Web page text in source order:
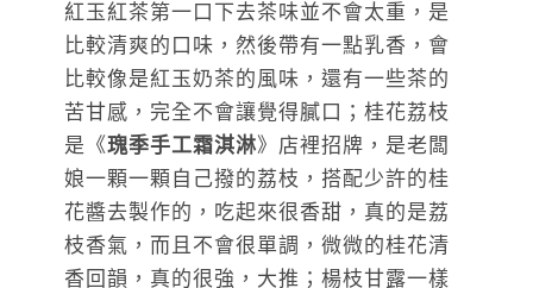
紅玉紅茶第一口下去茶味並不會太重，是
比較清爽的口味，然後帶有一點乳香，會
比較像是紅玉奶茶的風味，還有一些茶的
苦甘感，完全不會讓覺得膩口；桂花荔枝
是《瑰季手工霜淇淋》店裡招牌，是老闆
娘一顆一顆自己撥的荔枝，搭配少許的桂
花醬去製作的，吃起來很香甜，真的是荔
枝香氣，而且不會很單調，微微的桂花清
香回韻，真的很強，大推；楊枝甘露一樣